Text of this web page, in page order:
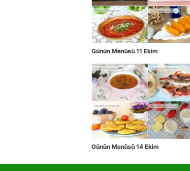
Günün Menüsü 11 Ekim
Günün Menüsü 14 Ekim